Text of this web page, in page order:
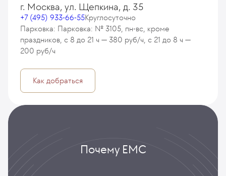
г. Москва, ул. Щепкина, д. 35
+7 (495) 933-66-55Круглосуточно
Парковка: Парковка: № 3105, пн-вс, кроме
праздников, с 8 до 21 ч — 380 руб/ч, с 21 до 8 ч —
200 руб/ч
Как добраться
Почему ЕМС